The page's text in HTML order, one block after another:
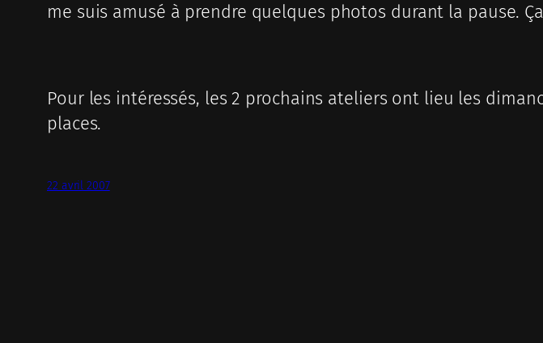
me suis amusé à prendre quelques photos durant la pause.
Pour les intéressés, les 2 prochains ateliers ont lieu les
places.
22 avril 2007